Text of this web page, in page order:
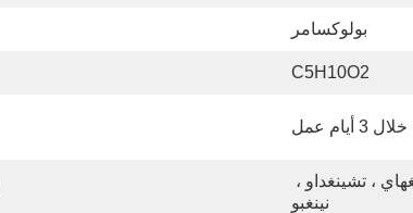
بولوكسامر
C5H10O2
خلال 3 أيام عمل
نينغبو